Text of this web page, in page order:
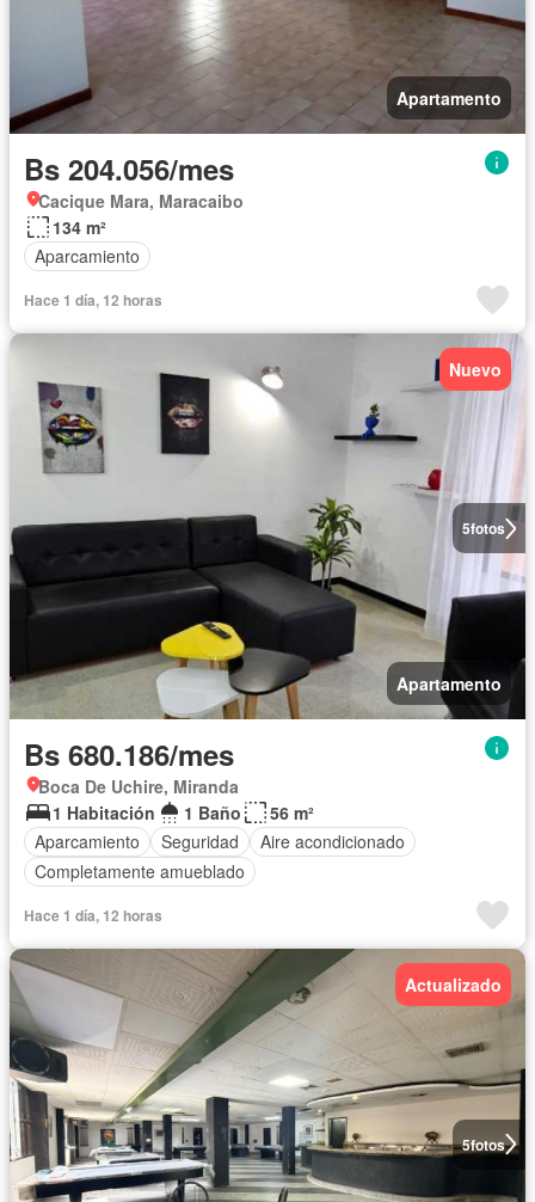
Apartamento
Bs 204.056/mes
Cacique Mara, Maracaibo
134 m²
Aparcamiento
Hace 1 día, 12 horas
5fotos
Nuevo
Apartamento
Bs 680.186/mes
Boca De Uchire, Miranda
1 Habitación
1 Baño
56 m²
Aparcamiento
Seguridad
Aire acondicionado
Completamente amueblado
Hace 1 día, 12 horas
5fotos
Actualizado